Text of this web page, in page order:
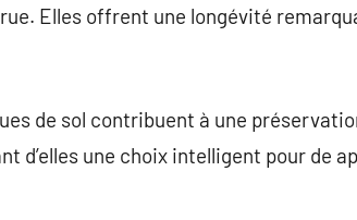
Elles offrent une longévité
de sol contribuent à une
d’elles une choix intelligent pour de